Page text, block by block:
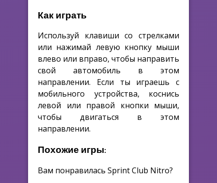
Как играть
Используй клавиши со стрелками
или нажимай левую кнопку мыши
влево или вправо, чтобы направить
свой автомобиль в этом
направлении. Если ты играешь с
мобильного устройства, коснись
левой или правой кнопки мыши,
чтобы двигаться в этом
направлении.
Похожие игры:
Вам понравилась Sprint Club Nitro?